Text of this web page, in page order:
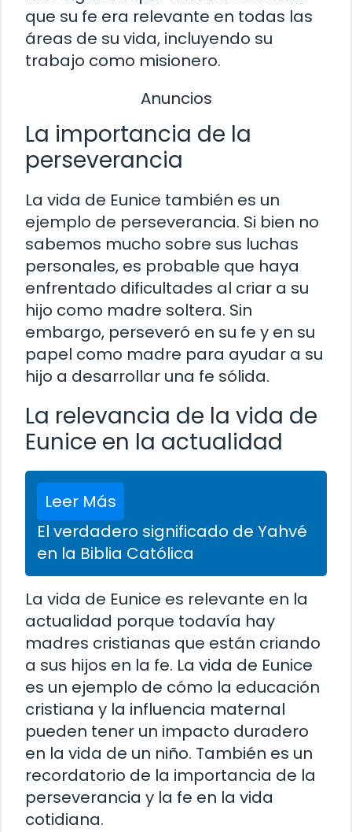
que su fe era relevante en todas las
áreas de su vida, incluyendo su
trabajo como misionero.
Anuncios
La importancia de la
perseverancia
La vida de Eunice también es un
ejemplo de perseverancia. Si bien no
sabemos mucho sobre sus luchas
personales, es probable que haya
enfrentado dificultades al criar a su
hijo como madre soltera. Sin
embargo, perseveró en su fe y en su
papel como madre para ayudar a su
hijo a desarrollar una fe sólida.
La relevancia de la vida de
Eunice en la actualidad
Leer Más
El verdadero significado de Yahvé
en la Biblia Católica
La vida de Eunice es relevante en la
actualidad porque todavía hay
madres cristianas que están criando
a sus hijos en la fe. La vida de Eunice
es un ejemplo de cómo la educación
cristiana y la influencia maternal
pueden tener un impacto duradero
en la vida de un niño. También es un
recordatorio de la importancia de la
perseverancia y la fe en la vida
cotidiana.